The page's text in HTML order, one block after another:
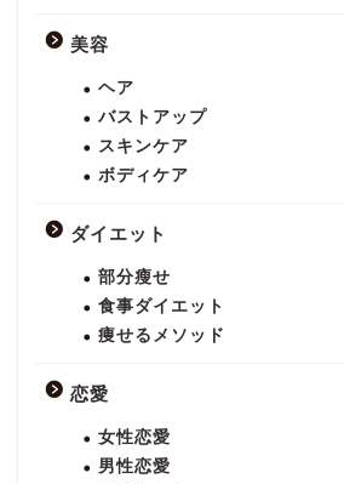
美容
ヘア
バストアップ
スキンケア
ボディケア
ダイエット
部分瘦せ
食事ダイエット
痩せるメソッド
恋愛
女性恋愛
男性恋愛